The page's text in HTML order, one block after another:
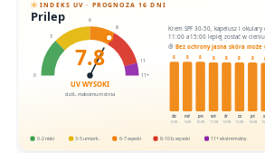
INDEKS UV · PROGNOZA 16 DNI
Prilep
0
3
6
8
11
11+
7.8
UV WYSOKI
dziś, maksimum dnia
Krem SPF 30-50, kapelusz i
11:00 a 15:00 lepiej zostać w cieniu.
Bez ochrony jasna skóra może
8
sb
8.08
8
nd
9.08
8
pn
10.08
8
wt
11.08
8
śr
12.08
8
cz
13.08
8
pt
14.08
0-2 niski 3-5 umiark. 6-7 wysoki 8-10 b. wysoki 11+ ekstremalny